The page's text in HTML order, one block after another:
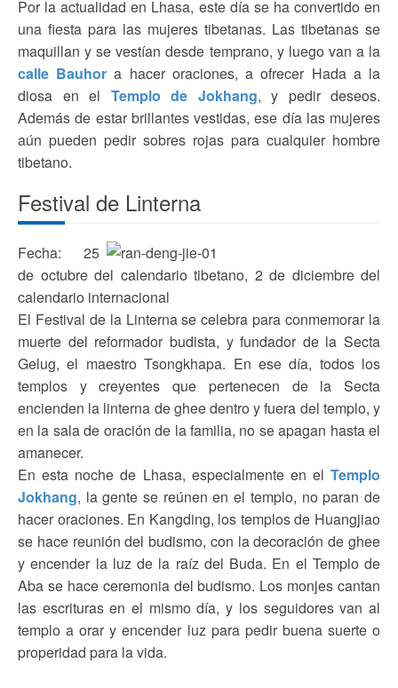
Por la actualidad en Lhasa, este día se ha convertido en
una fiesta para las mujeres tibetanas. Las tibetanas se
maquillan y se vestían desde temprano, y luego van a la
calle Bauhora hacer oraciones, a ofrecer Hada a la
diosa en el Templo de Jokhang, y pedir deseos.
Además de estar brillantes vestidas, ese día las mujeres
aún pueden pedir sobres rojas para cualquier hombre
tibetano.
Festival de Linterna
Fecha: 25
de octubre del calendario tibetano, 2 de diciembre del
calendario internacional
El Festival de la Linterna se celebra para conmemorar la
muerte del reformador budista, y fundador de la Secta
Gelug, el maestro Tsongkhapa. En ese día, todos los
templos y creyentes que pertenecen de la Secta
encienden la linterna de ghee dentro y fuera del templo, y
en la sala de oración de la familia, no se apagan hasta el
amanecer.
En esta noche de Lhasa, especialmente en el Templo
Jokhang, la gente se reúnen en el templo, no paran de
hacer oraciones. En Kangding, los templos de Huangjiao
se hace reunión del budismo, con la decoración de ghee
y encender la luz de la raíz del Buda. En el Templo de
Aba se hace ceremonia del budismo. Los monjes cantan
las escrituras en el mismo día, y los seguidores van al
templo a orar y encender luz para pedir buena suerte o
properidad para la vida.